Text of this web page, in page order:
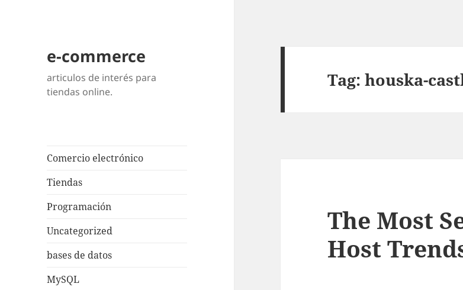
e-commerce
articulos de interés para
tiendas online.
Comercio electrónico
Tiendas
Programación
Uncategorized
bases de datos
MySQL
Tag:houska-
The Most
Host